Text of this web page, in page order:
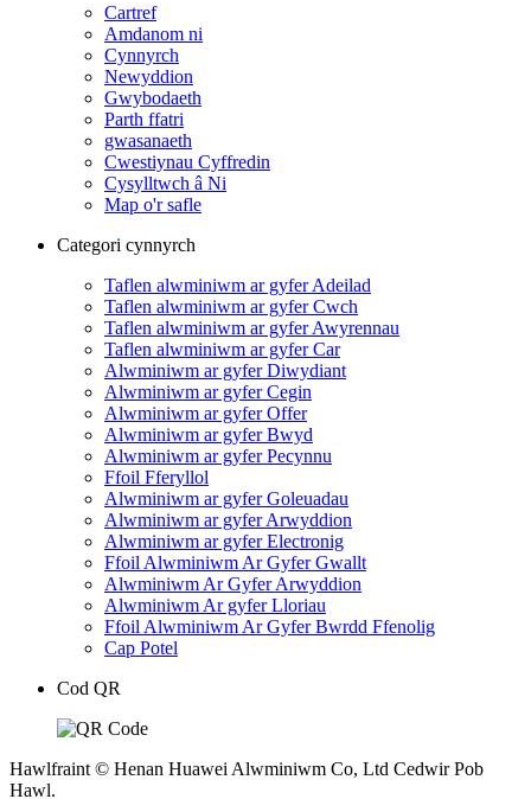
Cartref
Amdanom ni
Cynnyrch
Newyddion
Gwybodaeth
Parth ffatri
gwasanaeth
Cwestiynau Cyffredin
Cysylltwch â Ni
Map o'r safle
Categori cynnyrch
Taflen alwminiwm ar gyfer Adeilad
Taflen alwminiwm ar gyfer Cwch
Taflen alwminiwm ar gyfer Awyrennau
Taflen alwminiwm ar gyfer Car
Alwminiwm ar gyfer Diwydiant
Alwminiwm ar gyfer Cegin
Alwminiwm ar gyfer Offer
Alwminiwm ar gyfer Bwyd
Alwminiwm ar gyfer Pecynnu
Ffoil Fferyllol
Alwminiwm ar gyfer Goleuadau
Alwminiwm ar gyfer Arwyddion
Alwminiwm ar gyfer Electronig
Ffoil Alwminiwm Ar Gyfer Gwallt
Alwminiwm Ar Gyfer Arwyddion
Alwminiwm Ar gyfer Lloriau
Ffoil Alwminiwm Ar Gyfer Bwrdd Ffenolig
Cap Potel
Cod QR
Hawlfraint © Henan Huawei Alwminiwm Co, Ltd Cedwir Pob
Hawl.